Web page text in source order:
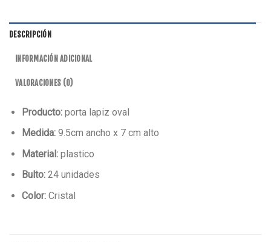
DESCRIPCIÓN
INFORMACIÓN ADICIONAL
VALORACIONES (0)
Producto:porta lapiz oval
Medida:9.5cm ancho x 7 cm alto
Material:plastico
Bulto:24 unidades
Color:Cristal